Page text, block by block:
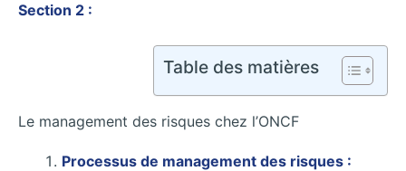
Section 2 :
Table des matières
Le management des risques chez l’ONCF
Processus de management des risques :